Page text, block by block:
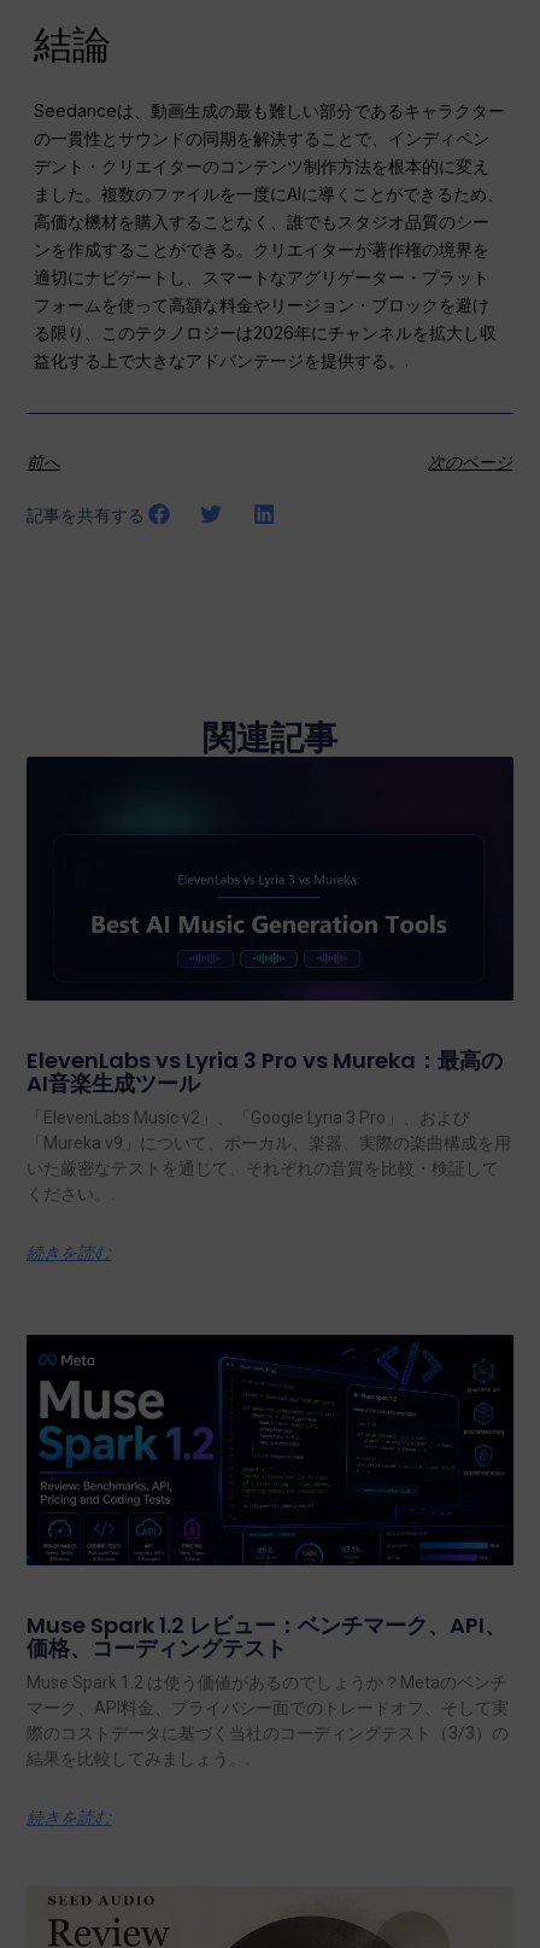
結論
Seedanceは、動画生成の最も難しい部分であるキャラクター
の一貫性とサウンドの同期を解決することで、インディペン
デント・クリエイターのコンテンツ制作方法を根本的に変え
ました。複数のファイルを一度にAIに導くことができるため、
高価な機材を購入することなく、誰でもスタジオ品質のシー
ンを作成することができる。クリエイターが著作権の境界を
適切にナビゲートし、スマートなアグリゲーター・プラット
フォームを使って高額な料金やリージョン・ブロックを避け
る限り、このテクノロジーは2026年にチャンネルを拡大し収
益化する上で大きなアドバンテージを提供する。.
前へ 次のページ
記事を共有する
関連記事
ElevenLabs vs Lyria 3 Pro vs Mureka：最高の
AI音楽生成ツール
「ElevenLabs Music v2」、「Google Lyria 3 Pro」、および
「Mureka v9」について、ボーカル、楽器、実際の楽曲構成を用
いた厳密なテストを通じて、それぞれの音質を比較・検証して
ください。.
続きを読む
Muse Spark 1.2 レビュー：ベンチマーク、API、
価格、コーディングテスト
Muse Spark 1.2 は使う価値があるのでしょうか？Metaのベンチ
マーク、API料金、プライバシー面でのトレードオフ、そして実
際のコストデータに基づく当社のコーディングテスト（3/3）の
結果を比較してみましょう。.
続きを読む